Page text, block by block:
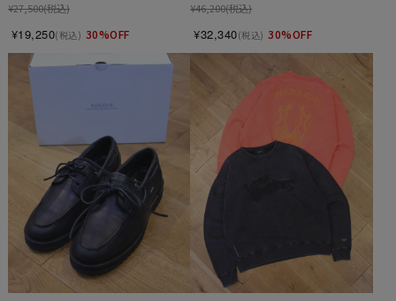
¥27,500(税込)
¥19,250(税込) 30%OFF
¥46,200(税込)
¥32,340(税込) 30%OFF